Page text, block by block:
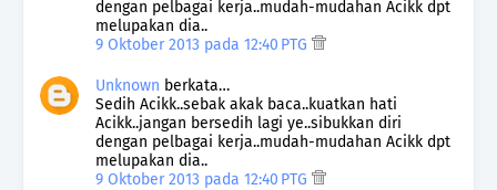
dengan pelbagai kerja..mudah-mudahan Acikk dpt
melupakan dia..
9 Oktober 2013 pada 12:40 PTG
Unknown berkata…
Sedih Acikk..sebak akak baca..kuatkan hati
Acikk..jangan bersedih lagi ye..sibukkan diri
dengan pelbagai kerja..mudah-mudahan Acikk dpt
melupakan dia..
9 Oktober 2013 pada 12:40 PTG